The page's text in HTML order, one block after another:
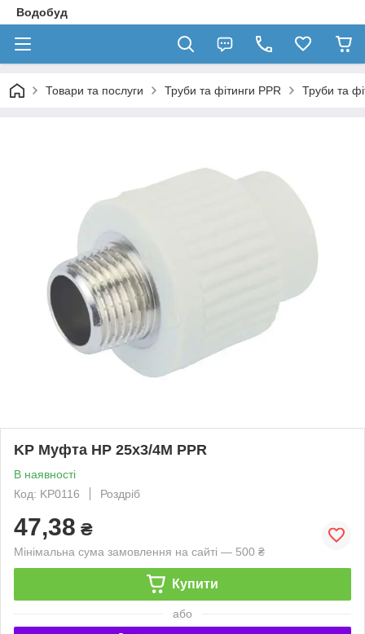
Водобуд
Товари та послуги Труби та фітинги PPR Труби та
KP Муфта НР 25x3/4M PPR
В наявності
Код: KP0116
Роздріб
47,38 ₴
Мінімальна сума замовлення на сайті — 500 ₴
Купити
або